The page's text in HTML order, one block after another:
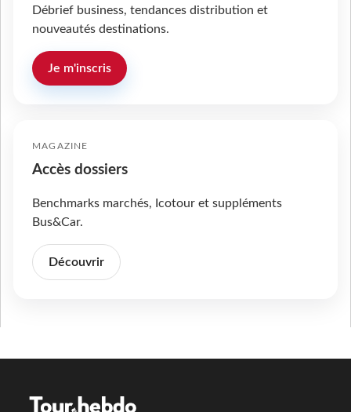
Débrief business, tendances distribution et
nouveautés destinations.
Je m'inscris
MAGAZINE
Accès dossiers
Benchmarks marchés, Icotour et suppléments
Bus&Car.
Découvrir